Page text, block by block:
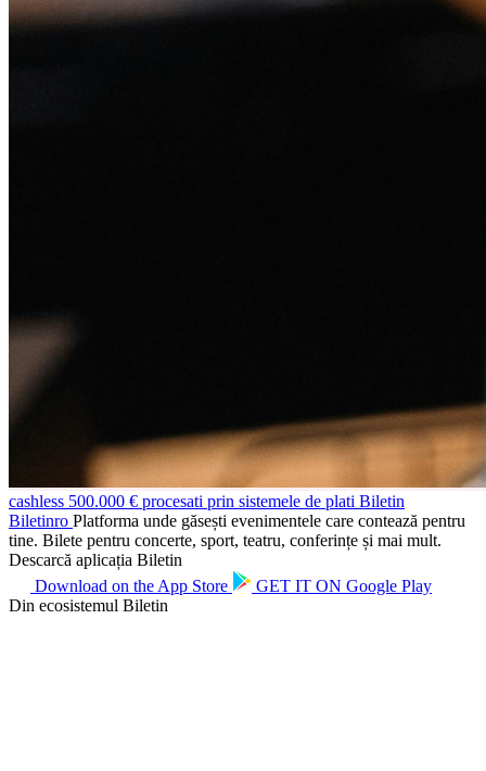
cashless 500.000 € procesati prin sistemele de plati Biletin
Biletinro Platforma unde găsești evenimentele care contează pentru
tine. Bilete pentru concerte, sport, teatru, conferințe și mai mult.
Descarcă aplicația Biletin
Download on the App Store GET IT ON Google Play
Din ecosistemul Biletin